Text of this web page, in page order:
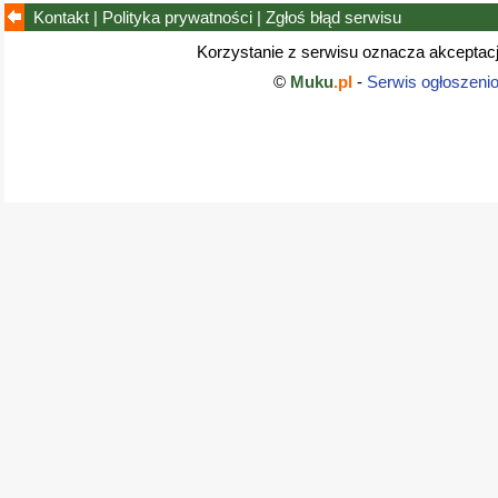
Kontakt | Polityka prywatności | Zgłoś błąd serwisu
Korzystanie z serwisu oznacza
© Muku.pl- Serwis